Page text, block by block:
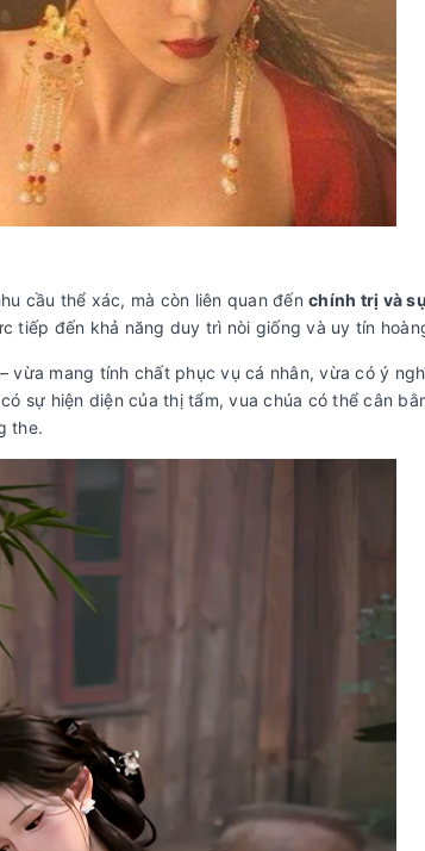
cầu thể xác, mà còn liên quan đến chính trị và
tiếp đến khả năng duy trì nòi giống và uy tín
vừa mang tính chất phục vụ cá nhân, vừa có ý
sự hiện diện của thị tẩm, vua chúa có thể cân
the.